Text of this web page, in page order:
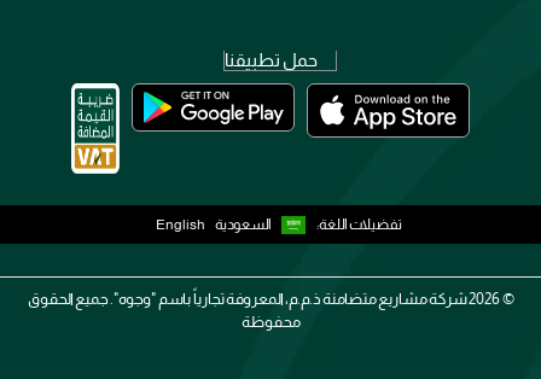
حمل تطبيقنا
تفضيلات اللغة: السعودية English
2026 ©شركة مشاريع متضامنة ذ.م.م، المعروفة تجارياً باسم "وجوه". جميع الحقوق
محفوظة